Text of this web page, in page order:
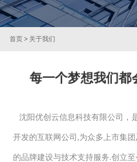
首页 > 关于我们
每一个梦想我们都
沈阳优创云信息科技有限公司，
开发的互联网公司,为众多上市集
的品牌建设与技术支持服务.创立